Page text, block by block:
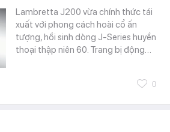
Lambretta J200 vừa chính thức tái
xuất với phong cách hoài cổ ấn
tượng, hồi sinh dòng J-Series huyền
thoại thập niên 60. Trang bị động…
0